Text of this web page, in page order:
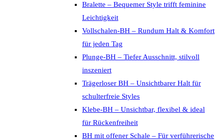
Bralette – Bequemer Style trifft feminine
Leichtigkeit
Vollschalen-BH – Rundum Halt & Komfort
für jeden Tag
Plunge-BH – Tiefer Ausschnitt, stilvoll
inszeniert
Trägerloser BH – Unsichtbarer Halt für
schulterfreie Styles
Klebe-BH – Unsichtbar, flexibel & ideal
für Rückenfreiheit
BH mit offener Schale – Für verführerische